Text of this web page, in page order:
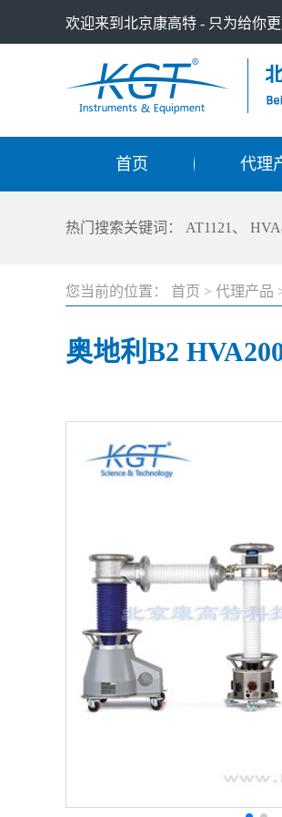
欢迎来到北京康高特 - 只为给你
首页 代理
热门搜索关键词： AT1121 、
您当前的位置： 首页 > 代理产品
奥地利B2